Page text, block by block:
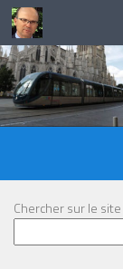
Skip to content
Chercher sur le site